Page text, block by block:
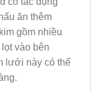
ăn thêm
gồm nhiều
vào bên
lưới này có thể